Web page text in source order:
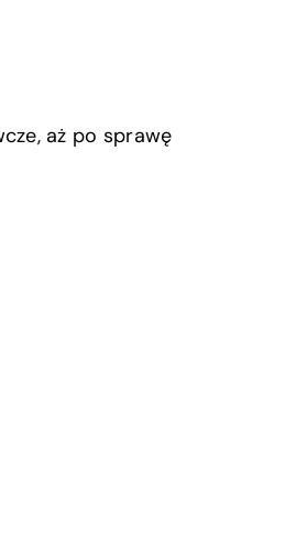
aż po sprawę